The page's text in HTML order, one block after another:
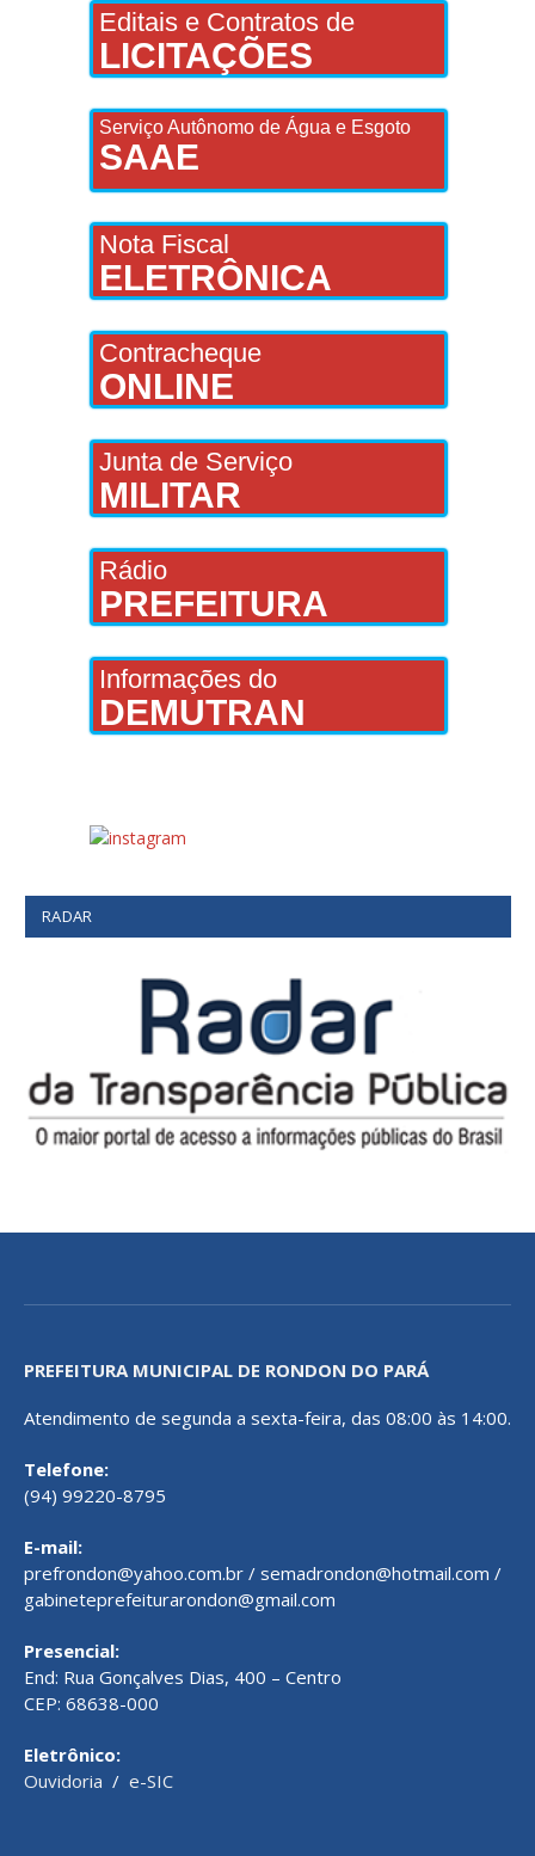
Editais e Contratos de
LICITAÇÕES
Serviço Autônomo de Água e Esgoto
SAAE
Nota Fiscal
ELETRÔNICA
Contracheque
ONLINE
Junta de Serviço
MILITAR
Rádio
PREFEITURA
Informações do
DEMUTRAN
RADAR
PREFEITURA MUNICIPAL DE RONDON DO PARÁ
Atendimento de segunda a sexta-feira, das 08:00 às 14:00.
Telefone:
(94) 99220-8795
E-mail:
prefrondon@yahoo.com.br / semadrondon@hotmail.com /
gabineteprefeiturarondon@gmail.com
Presencial:
End: Rua Gonçalves Dias, 400 – Centro
CEP: 68638-000
Eletrônico:
Ouvidoria / e-SIC